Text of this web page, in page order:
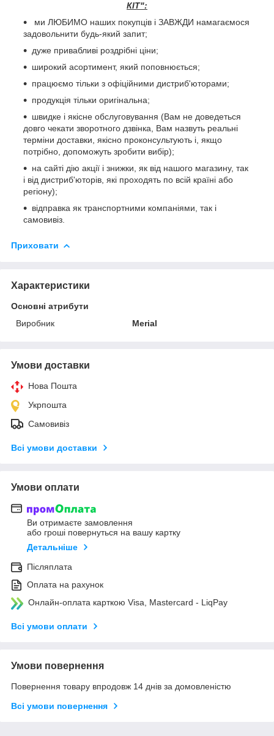
КІТ":
ми ЛЮБИМО наших покупців і ЗАВЖДИ намагаємося
задовольнити будь-який запит;
дуже привабливі роздрібні ціни;
широкий асортимент, який поповнюється;
працюємо тільки з офіційними дистриб'юторами;
продукція тільки оригінальна;
швидке і якісне обслуговування (Вам не доведеться
довго чекати зворотного дзвінка, Вам назвуть реальні
терміни доставки, якісно проконсультують і, якщо
потрібно, допоможуть зробити вибір);
на сайті дію акції і знижки, як від нашого магазину, так
і від дистриб'юторів, які проходять по всій країні або
регіону);
відправка як транспортними компаніями, так і
самовивіз.
Приховати
Характеристики
Основні атрибути
Виробник
Merial
Умови доставки
Нова Пошта
Укрпошта
Самовивіз
Всі умови доставки
Умови оплати
Ви отримаєте замовлення
або гроші повернуться на вашу картку
Детальніше
Післяплата
Оплата на рахунок
Онлайн-оплата карткою Visa, Mastercard - LiqPay
Всі умови оплати
Умови повернення
Повернення товару впродовж 14 днів за домовленістю
Всі умови повернення